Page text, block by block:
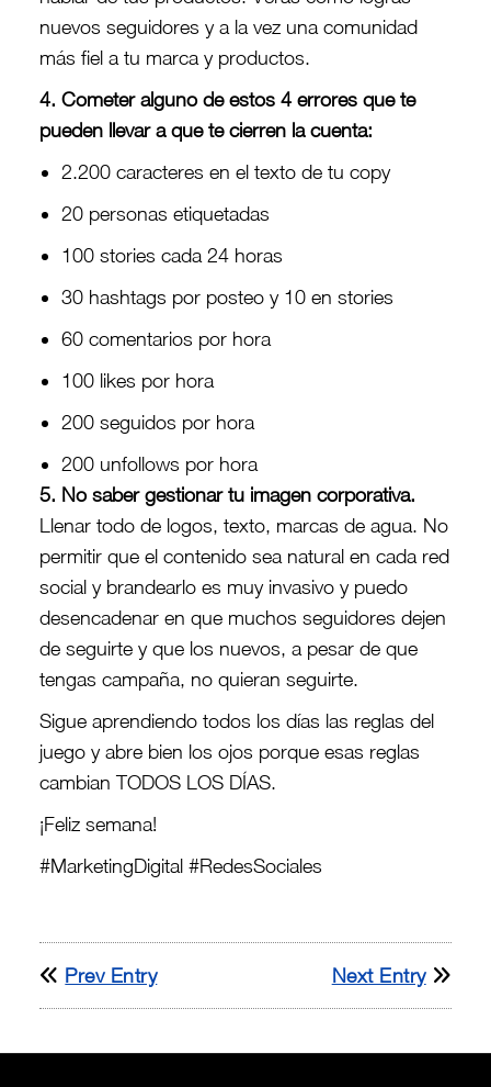
nuevos seguidores y a la vez una comunidad
más fiel a tu marca y productos.
4. Cometer alguno de estos 4 errores que te
pueden llevar a que te cierren la cuenta:
2.200 caracteres en el texto de tu copy
20 personas etiquetadas
100 stories cada 24 horas
30 hashtags por posteo y 10 en stories
60 comentarios por hora
100 likes por hora
200 seguidos por hora
200 unfollows por hora
5. No saber gestionar tu imagen corporativa.
Llenar todo de logos, texto, marcas de agua. No
permitir que el contenido sea natural en cada red
social y brandearlo es muy invasivo y puedo
desencadenar en que muchos seguidores dejen
de seguirte y que los nuevos, a pesar de que
tengas campaña, no quieran seguirte.
Sigue aprendiendo todos los días las reglas del
juego y abre bien los ojos porque esas reglas
cambian TODOS LOS DÍAS.
¡Feliz semana!
#MarketingDigital #RedesSociales
Prev Entry Next Entry